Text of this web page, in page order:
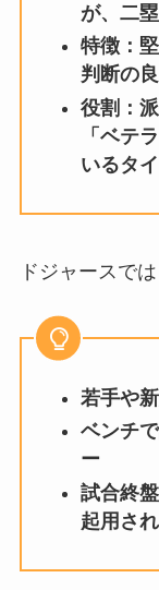
が、二
特徴：
判断の
役割：
「ベテ
いるタ
ドジャースでは
若手や
ベンチ
ー
試合終
起用さ